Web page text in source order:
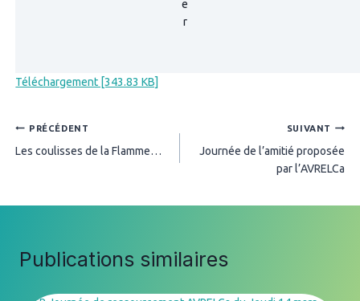
Téléchargement [343.83 KB]
Navigation
de
PRÉCÉDENT
Les coulisses de la Flamme…
SUIVANT
Journée de l’amitié proposée
par l’AVRELCa
Publications similaires